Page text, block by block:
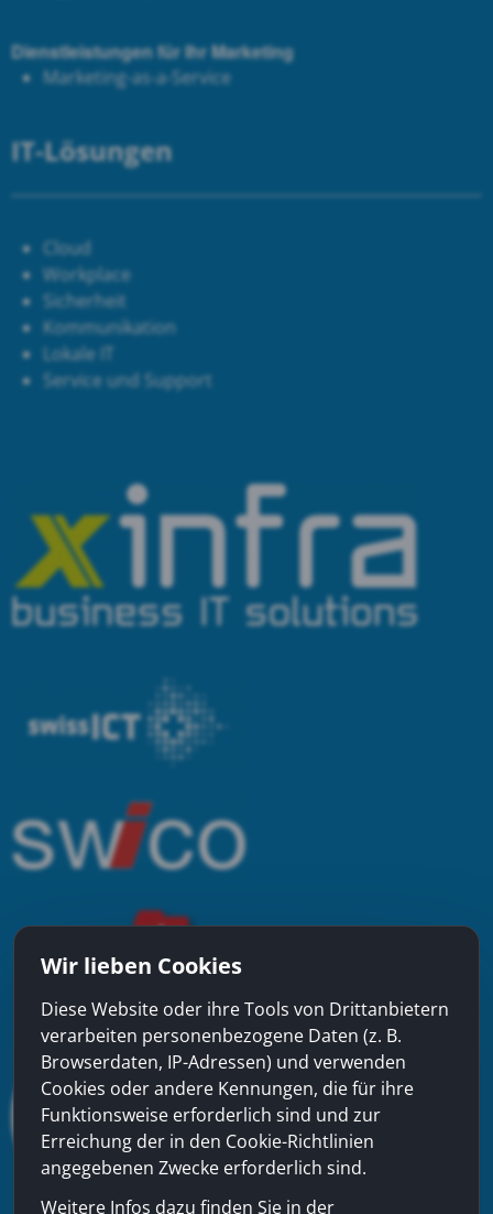
Dienstleistungen für Ihr Marketing
Marketing-as-a-Service
IT-Lösungen
Cloud
Workplace
Sicherheit
Kommunikation
Lokale IT
Service und Support
Wir lieben Cookies
Diese Website oder ihre Tools von Drittanbietern
verarbeiten personenbezogene Daten (z. B.
Browserdaten, IP-Adressen) und verwenden
Cookies oder andere Kennungen, die für ihre
Funktionsweise erforderlich sind und zur
Erreichung der in den Cookie-Richtlinien
angegebenen Zwecke erforderlich sind.
Weitere Infos dazu finden Sie in der